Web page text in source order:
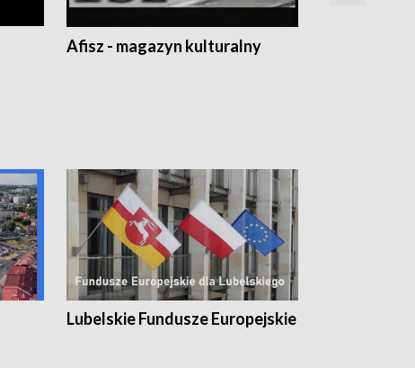
Afisz - magazyn kulturalny
Lubelskie Fundusze Europejskie